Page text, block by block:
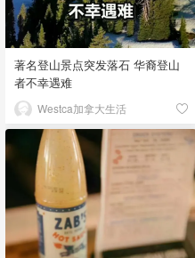
著名登山景点突发落石 华裔登山
者不幸遇难
Westca加拿大生活